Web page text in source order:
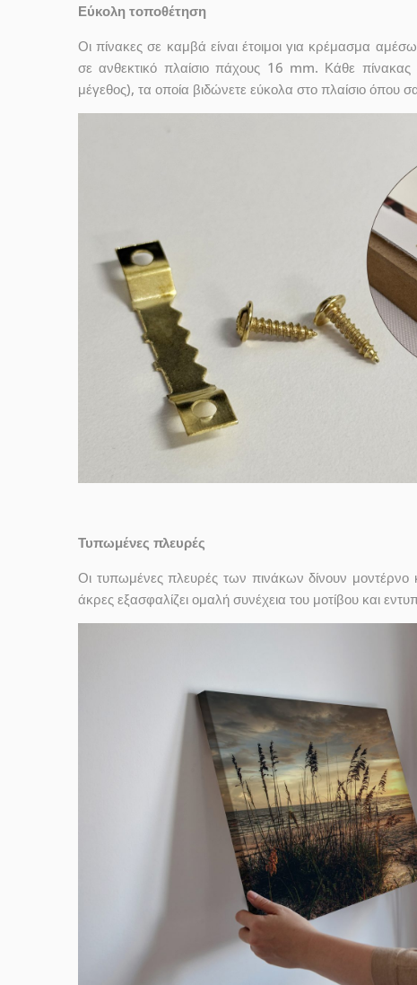
Εύκολη τοποθέτηση
Οι πίνακες σε καμβά είναι έτοιμοι για κρέμασμα
σε ανθεκτικό πλαίσιο πάχους 16 mm. Κάθε
μέγεθος), τα οποία βιδώνετε εύκολα στο πλαίσιο όπου
Τυπωμένες πλευρές
Οι τυπωμένες πλευρές των πινάκων δίνουν
άκρες εξασφαλίζει ομαλή συνέχεια του μοτίβου και